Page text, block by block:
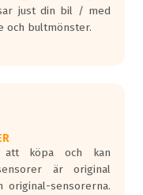
är
just din bil / med
och bultmönster.
att köpa och kan
är original
original-sensorerna.